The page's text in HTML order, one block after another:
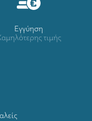
Eγγύηση
τιμής